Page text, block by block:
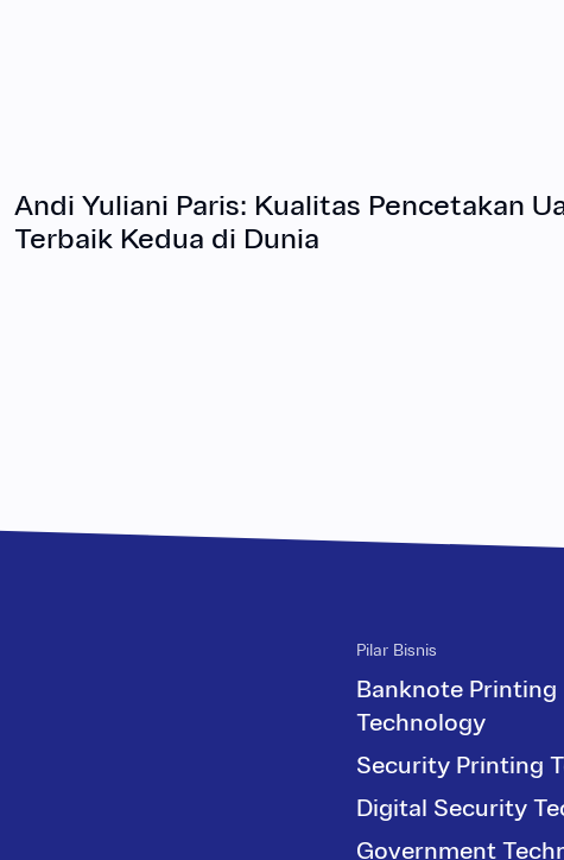
Andi Yuliani Paris: Kualitas Pencetakan
Terbaik Kedua di Dunia
Pilar Bisnis
Banknote Printing
Technology
Security Printing
Digital Security
Government